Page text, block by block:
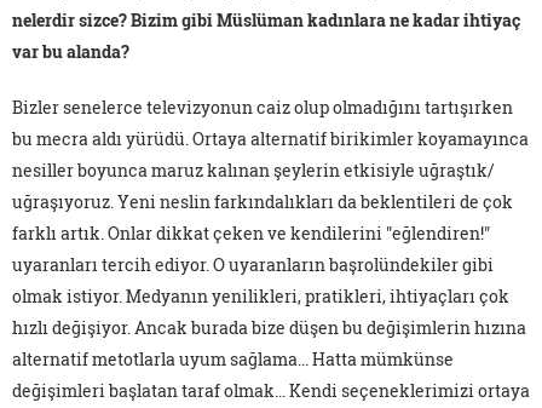
nelerdir sizce? Bizim gibi Müslüman kadınlara ne kadar ihtiyaç
var bu alanda?
Bizler senelerce televizyonun caiz olup olmadığını tartışırken
bu mecra aldı yürüdü. Ortaya alternatif birikimler koyamayınca
nesiller boyunca maruz kalınan şeylerin etkisiyle uğraştık/
uğraşıyoruz. Yeni neslin farkındalıkları da beklentileri de çok
farklı artık. Onlar dikkat çeken ve kendilerini "eğlendiren!"
uyaranları tercih ediyor. O uyaranların başrolündekiler gibi
olmak istiyor. Medyanın yenilikleri, pratikleri, ihtiyaçları çok
hızlı değişiyor. Ancak burada bize düşen bu değişimlerin hızına
alternatif metotlarla uyum sağlama... Hatta mümkünse
değişimleri başlatan taraf olmak... Kendi seçeneklerimizi ortaya